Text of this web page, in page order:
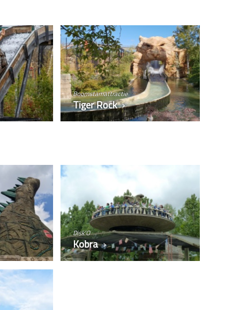
Boomstamattractie
Tiger Rock
Disk'O
Kobra